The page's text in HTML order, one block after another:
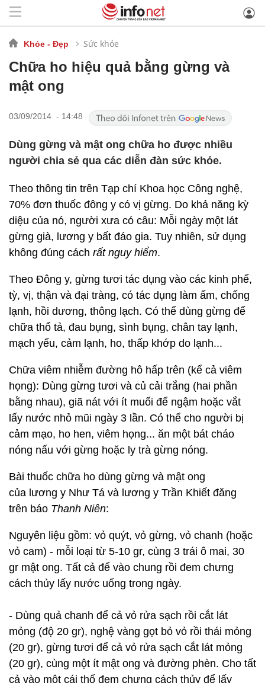
Khỏe - Đẹp Sức khỏe
Chữa ho hiệu quả bằng gừng và
mật ong
03/09/2014 - 14:48
Dùng gừng và mật ong chữa ho được nhiều
người chia sẻ qua các diễn đàn sức khỏe.
Theo thông tin trên Tạp chí Khoa học Công nghệ,
70% đơn thuốc đông y có vị gừng. Do khả năng kỳ
diệu của nó, người xưa có câu: Mỗi ngày một lát
gừng già, lương y bất đáo gia. Tuy nhiên, sử dụng
không đúng cách rất nguy hiểm.
Theo Đông y, gừng tươi tác dụng vào các kinh phế,
tỳ, vị, thận và đại tràng, có tác dụng làm ấm, chống
lạnh, hồi dương, thông lạch. Có thể dùng gừng để
chữa thổ tả, đau bụng, sình bụng, chân tay lạnh,
mạch yếu, cảm lạnh, ho, thấp khớp do lạnh...
Chữa viêm nhiễm đường hô hấp trên (kể cả viêm
họng): Dùng gừng tươi và củ cải trắng (hai phần
bằng nhau), giã nát với ít muối để ngậm hoặc vắt
lấy nước nhỏ mũi ngày 3 lần. Có thể cho người bị
cảm mạo, ho hen, viêm họng... ăn một bát cháo
nóng nấu với gừng hoặc ly trà gừng nóng.
Bài thuốc chữa ho dùng gừng và mật ong
của lương y Như Tá và lương y Trần Khiết đăng
trên báo Thanh Niên:
Nguyên liệu gồm: vỏ quýt, vỏ gừng, vỏ chanh (hoặc
vỏ cam) - mỗi loại từ 5-10 gr, cùng 3 trái ô mai, 30
gr mật ong. Tất cả để vào chung rồi đem chưng
cách thủy lấy nước uống trong ngày.
- Dùng quả chanh để cả vỏ rửa sạch rồi cắt lát
mỏng (độ 20 gr), nghệ vàng gọt bỏ vỏ rồi thái mỏng
(20 gr), gừng tươi để cả vỏ rửa sạch cắt lát mỏng
(20 gr), cùng một ít mật ong và đường phèn. Cho tất
cả vào một cái thố đem chưng cách thủy để lấy